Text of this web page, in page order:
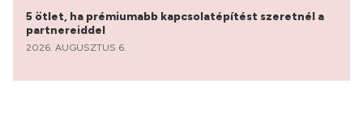
5 ötlet, ha prémiumabb kapcsolatépítést szeretnél a
partnereiddel
2026. AUGUSZTUS 6.